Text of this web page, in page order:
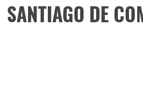
SANTIAGO DE